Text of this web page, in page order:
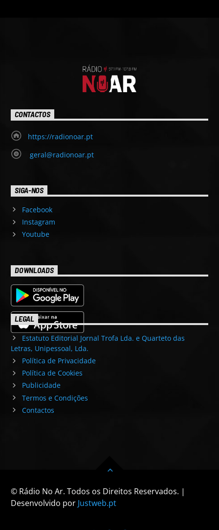
CONTACTOS
https://radionoar.pt
geral@radionoar.pt
SIGA-NOS
Facebook
Instagram
Youtube
DOWNLOADS
LEGAL
Estatuto Editorial Jornal Trofa Lda. e Quarteto das
Letras, Unipessoal, Lda.
Política de Privacidade
Política de Cookies
Publicidade
Termos e Condições
Contactos
© Rádio No Ar. Todos os Direitos Reservados. |
Desenvolvido por Justweb.pt